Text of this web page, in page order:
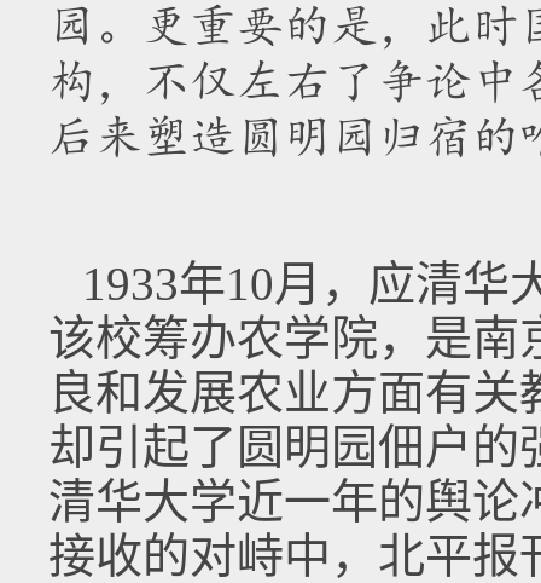
园。更重要的是，此
构，不仅左右了争论中
后来塑造圆明园归宿的
1933年10月，应清华
该校筹办农学院，是南
良和发展农业方面有
却引起了圆明园佃户
清华大学近一年的舆论
接收的对峙中，北平报